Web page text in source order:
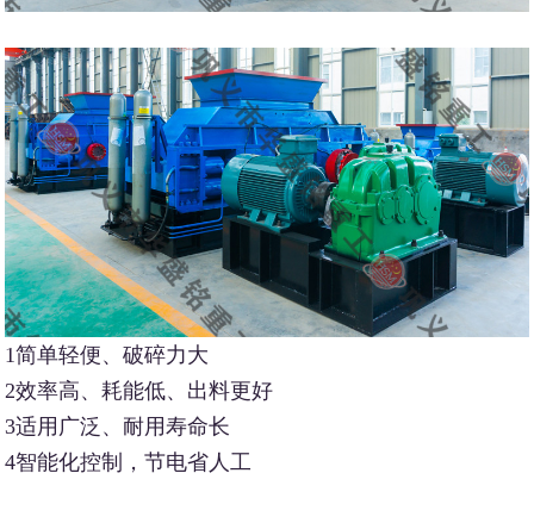
1简单轻便、破碎力大
2效率高、耗能低、出料更好
3适用广泛、耐用寿命长
4智能化控制，节电省人工